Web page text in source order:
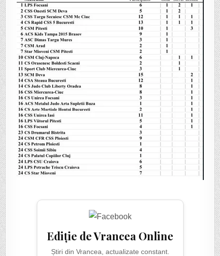
Ediție de Vrancea Online
Știri din Vrancea, actualizate constant.